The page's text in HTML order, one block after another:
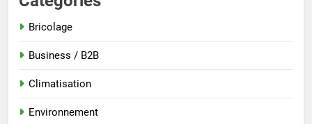
Bricolage
Business / B2B
Climatisation
Environnement